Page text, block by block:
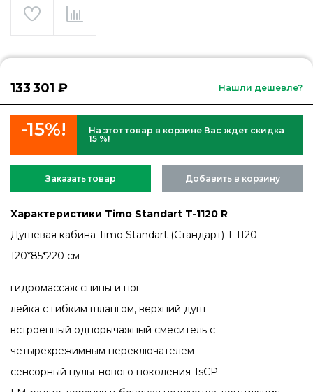
133 301 ₽ Нашли дешевле?
-15%!
На этот товар в корзине Вас ждет скидка
15 %!
Заказать товар Добавить в корзину
Характеристики Timo Standart T-1120 R
Душевая кабина Timo Standart (Стандарт) T-1120
120*85*220 см
гидромассаж спины и ног
лейка с гибким шлангом, верхний душ
встроенный однорычажный смеситель с
четырехрежимным переключателем
сенсорный пульт нового поколения TsCP